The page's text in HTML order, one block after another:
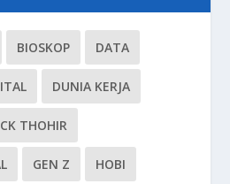
BIOSKOP DATA
DUNIA KERJA
THOHIR
GEN Z HOBI